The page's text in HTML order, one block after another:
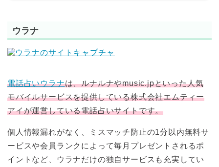
ウラナ
電話占いウラナは、ルナルナやmusic.jpといった人気
モバイルサービスを提供している株式会社エムティー
アイが運営している電話占いサイトです。
個人情報漏れがなく、ミスマッチ防止の1分以内無料サ
ービスや会員ランクによって毎月プレゼントされるポ
イントなど、ウラナだけの独自サービスも充実してい